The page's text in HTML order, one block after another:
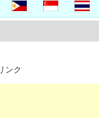
ンク